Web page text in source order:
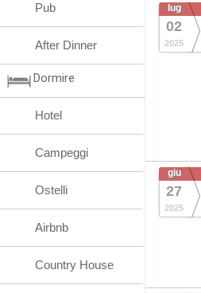
lug
02
2025
giu
27
2025
Pub
After Dinner
Dormire
Hotel
Campeggi
Ostelli
Airbnb
Country House